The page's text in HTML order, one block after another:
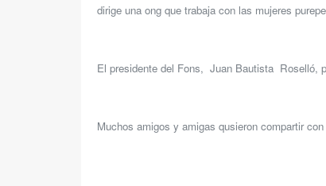
dirige una ong que trabaja con las mujeres
El presidente del Fons, Juan Bautista Roselló,
Muchos amigos y amigas qusieron compartir